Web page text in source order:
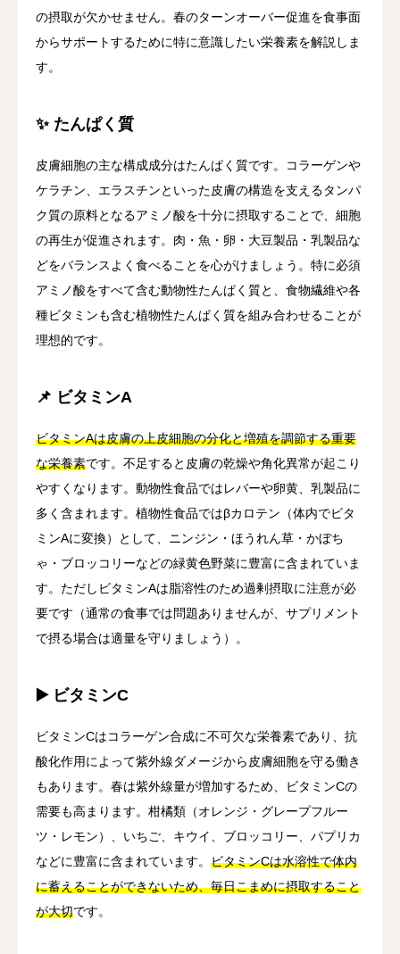
の摂取が欠かせません。春のターンオーバー促進を食事面
からサポートするために特に意識したい栄養素を解説しま
す。
✨ たんぱく質
皮膚細胞の主な構成成分はたんぱく質です。コラーゲンや
ケラチン、エラスチンといった皮膚の構造を支えるタンパ
ク質の原料となるアミノ酸を十分に摂取することで、細胞
の再生が促進されます。肉・魚・卵・大豆製品・乳製品な
どをバランスよく食べることを心がけましょう。特に必須
アミノ酸をすべて含む動物性たんぱく質と、食物繊維や各
種ビタミンも含む植物性たんぱく質を組み合わせることが
理想的です。
📌 ビタミンA
ビタミンAは皮膚の上皮細胞の分化と増殖を調節する重要
な栄養素です。不足すると皮膚の乾燥や角化異常が起こり
やすくなります。動物性食品ではレバーや卵黄、乳製品に
多く含まれます。植物性食品ではβカロテン（体内でビタ
ミンAに変換）として、ニンジン・ほうれん草・かぼち
ゃ・ブロッコリーなどの緑黄色野菜に豊富に含まれていま
す。ただしビタミンAは脂溶性のため過剰摂取に注意が必
要です（通常の食事では問題ありませんが、サプリメント
で摂る場合は適量を守りましょう）。
▶️ ビタミンC
ビタミンCはコラーゲン合成に不可欠な栄養素であり、抗
酸化作用によって紫外線ダメージから皮膚細胞を守る働き
もあります。春は紫外線量が増加するため、ビタミンCの
需要も高まります。柑橘類（オレンジ・グレープフルー
ツ・レモン）、いちご、キウイ、ブロッコリー、パプリカ
などに豊富に含まれています。 ビタミンCは水溶性で体内
に蓄えることができないため、毎日こまめに摂取すること
が大切です。